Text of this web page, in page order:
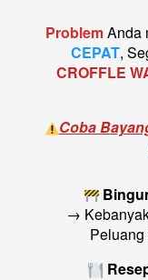
ProblemAnda
CEPAT,
CROFFLE
Coba